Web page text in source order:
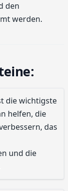
den
werden.
die wichtigste
helfen, die
das
und die